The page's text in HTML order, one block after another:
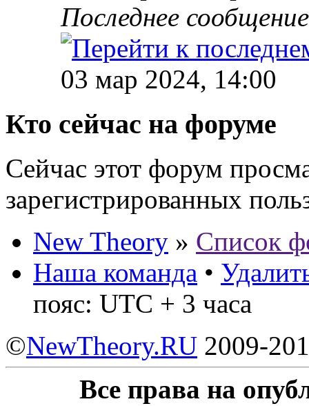
Последнее
03 мар 2024, 14:00
Кто сейчас на форуме
Сейчас этот форум
зарегистрированных
New Theory » Список
Наша команда •
пояс: UTC + 3 часа
©NewTheory.RU 2009-
Все права на